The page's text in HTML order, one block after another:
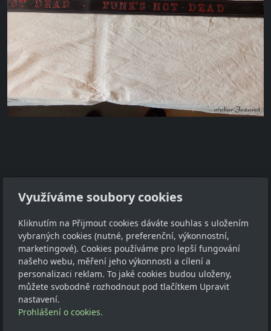
Adresa
Petr Klaus
Pohorská Ves 63
382 83
IČ: 04804414
Kontakt
Využíváme soubory cookies
Kliknutím na Přijmout cookies dáváte souhlas s uložením
vybraných cookies (nutné, preferenční, výkonnostní,
marketingové). Cookies používáme pro lepší fungování
našeho webu, měření jeho výkonnosti a cílení a
personalizaci reklam. To jaké cookies budou uloženy,
můžete svobodně rozhodnout pod tlačítkem Upravit
nastavení.
Prohlášení o cookies.